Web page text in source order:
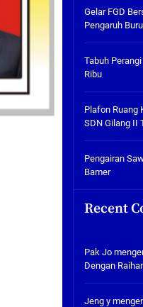
Gelar FGD
Pengaruh
Tabuh
Ribu
Plafon Ruang
SDN Gilang II
Pengairan
Bamer
Recent
Pak Jo
Dengan
Jeng y